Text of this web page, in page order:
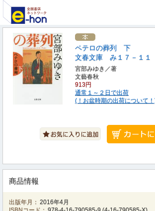
ペテロの葬列 下
文春文庫 み１７－１１
宮部みゆき／著
文藝春秋
913円
通常１～２日で出荷
(！お盆時期の出荷について
商品情報
出版年月： 2016年4月